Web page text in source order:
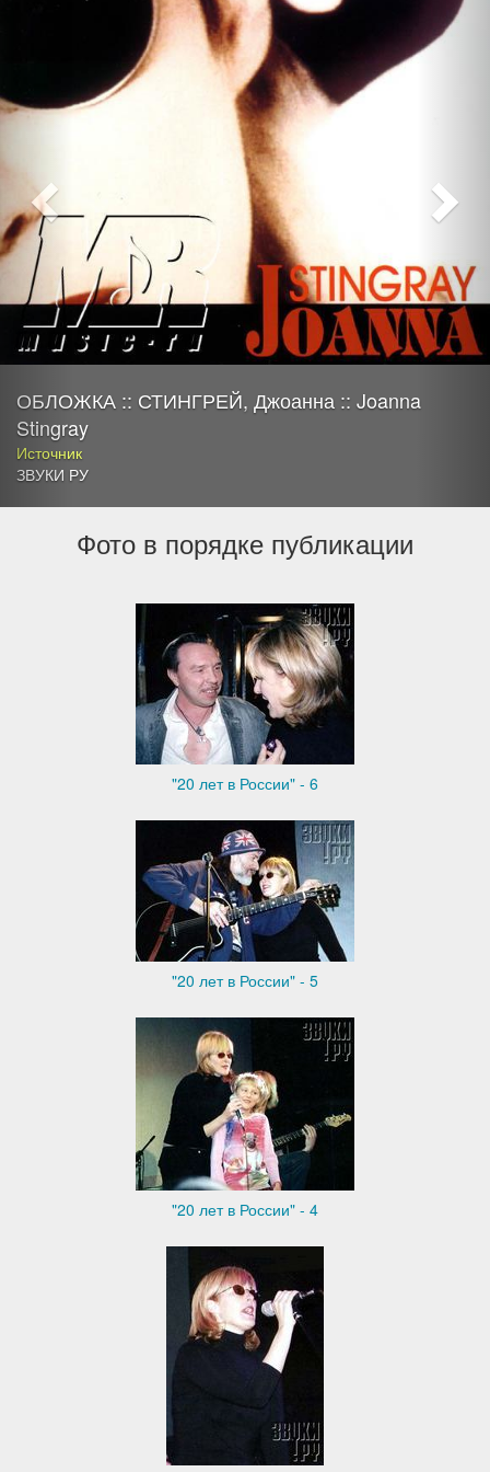
ОБЛОЖКА :: СТИНГРЕЙ, Джоанна :: Joanna
Stingray
Источник
ЗВУКИ РУ
Фото в порядке публикации
"20 лет в России" - 6
"20 лет в России" - 5
"20 лет в России" - 4